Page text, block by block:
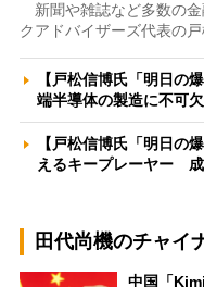
新聞や雑誌など多数の
クアドバイザーズ代表の
【戸松信博氏「明日の
端半導体の製造に不可
【戸松信博氏「明日の
えるキープレーヤー
田代尚機のチャイ
中国「